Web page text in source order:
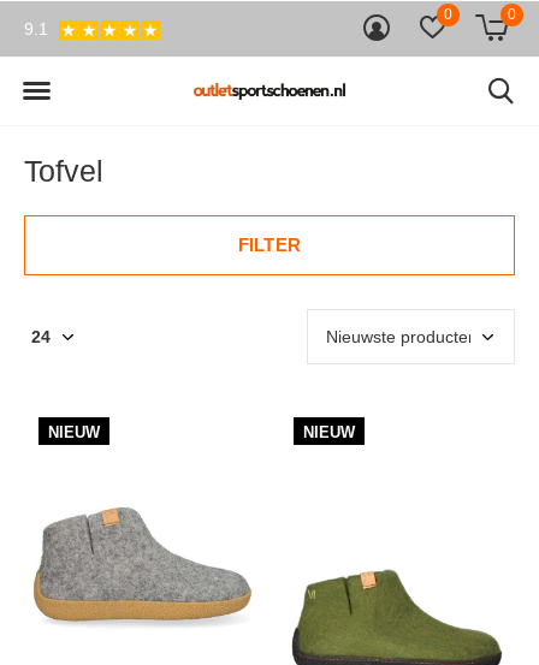
0 0
9.1
Tofvel
FILTER
NIEUW NIEUW